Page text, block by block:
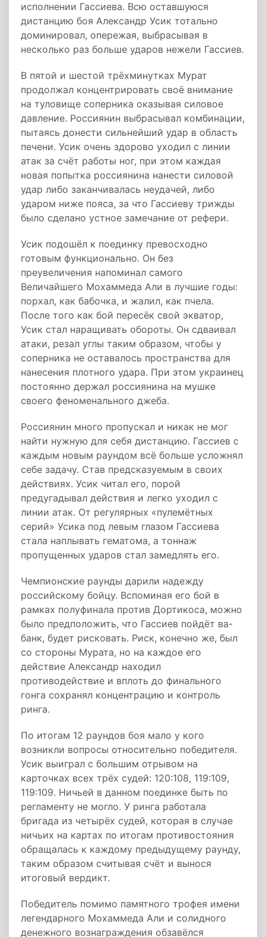
исполнении Гассиева. Всю оставшуюся
дистанцию боя Александр Усик тотально
доминировал, опережая, выбрасывая в
несколько раз больше ударов нежели Гассиев.
В пятой и шестой трёхминутках Мурат
продолжал концентрировать своё внимание
на туловище соперника оказывая силовое
давление. Россиянин выбрасывал комбинации,
пытаясь донести сильнейший удар в область
печени. Усик очень здорово уходил с линии
атак за счёт работы ног, при этом каждая
новая попытка россиянина нанести силовой
удар либо заканчивалась неудачей, либо
ударом ниже пояса, за что Гассиеву трижды
было сделано устное замечание от рефери.
Усик подошёл к поединку превосходно
готовым функционально. Он без
преувеличения напоминал самого
Величайшего Мохаммеда Али в лучшие годы:
порхал, как бабочка, и жалил, как пчела.
После того как бой пересёк свой экватор,
Усик стал наращивать обороты. Он сдваивал
атаки, резал углы таким образом, чтобы у
соперника не оставалось пространства для
нанесения плотного удара. При этом украинец
постоянно держал россиянина на мушке
своего феноменального джеба.
Россиянин много пропускал и никак не мог
найти нужную для себя дистанцию. Гассиев с
каждым новым раундом всё больше усложнял
себе задачу. Став предсказуемым в своих
действиях. Усик читал его, порой
предугадывал действия и легко уходил с
линии атак. От регулярных «пулемётных
серий» Усика под левым глазом Гассиева
стала наплывать гематома, а тоннаж
пропущенных ударов стал замедлять его.
Чемпионские раунды дарили надежду
российскому бойцу. Вспоминая его бой в
рамках полуфинала против Дортикоса, можно
было предположить, что Гассиев пойдёт ва-
банк, будет рисковать. Риск, конечно же, был
со стороны Мурата, но на каждое его
действие Александр находил
противодействие и вплоть до финального
гонга сохранял концентрацию и контроль
ринга.
По итогам 12 раундов боя мало у кого
возникли вопросы относительно победителя.
Усик выиграл с большим отрывом на
карточках всех трёх судей: 120:108, 119:109,
119:109. Ничьей в данном поединке быть по
регламенту не могло. У ринга работала
бригада из четырёх судей, которая в случае
ничьих на картах по итогам противостояния
обращалась к каждому предыдущему раунду,
таким образом считывая счёт и вынося
итоговый вердикт.
Победитель помимо памятного трофея имени
легендарного Мохаммеда Али и солидного
денежного вознаграждения обзавёлся